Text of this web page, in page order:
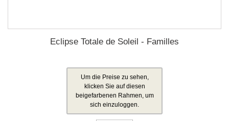
Eclipse Totale de Soleil - Familles
Um die Preise zu sehen,
klicken Sie auf diesen
beigefarbenen Rahmen, um
sich einzuloggen.